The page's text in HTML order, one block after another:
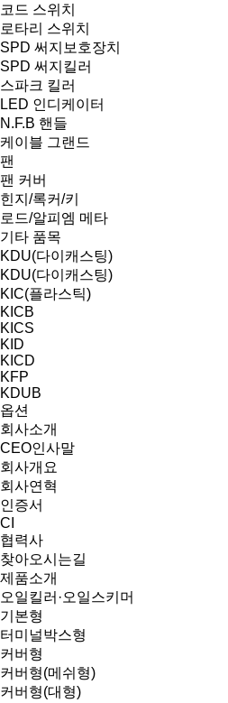
코드 스위치
로타리 스위치
SPD 써지보호장치
SPD 써지킬러
스파크 킬러
LED 인디케이터
N.F.B 핸들
케이블 그랜드
팬
팬 커버
힌지/록커/키
로드/알피엠 메타
기타 품목
KDU(다이캐스팅)
KDU(다이캐스팅)
KIC(플라스틱)
KICB
KICS
KID
KICD
KFP
KDUB
옵션
회사소개
CEO인사말
회사개요
회사연혁
인증서
CI
협력사
찾아오시는길
제품소개
오일킬러·오일스키머
기본형
터미널박스형
커버형
커버형(메쉬형)
커버형(대형)